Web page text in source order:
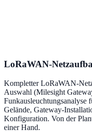
LoRaWAN-
Kompletter LoRaWAN-
Auswahl (Milesight
Funkausleuchtungsanalyse
Gelände, Gateway-
Konfiguration. Von der
einer Hand.